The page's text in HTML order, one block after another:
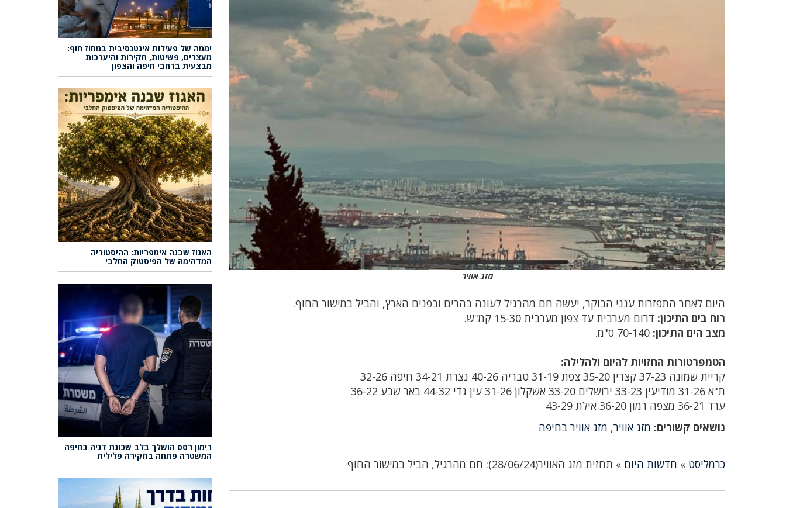
מזג אוויר
היום לאחר התפזרות ענני הבוקר, יעשה חם מהרגיל לעונה בהרים ובפנים הארץ, והביל במישור החוף.‏
רוח בים התיכון: דרום מערבית עד צפון מערבית 15-30 קמ"ש.
מצב הים התיכון: 70-140 ס"מ.
הטמפרטורות החזויות להיום ולהלילה:
קריית שמונה 37-23 קצרין 35-20 צפת 31-19 טבריה 40-26 נצרת 34-21 חיפה 32-26‏
ת"א 31-26 מודיעין 33-23 ירושלים 33-20 אשקלון 31-26 עין גדי 44-32 באר שבע 36-22 ‏
ערד 36-21 מצפה רמון 36-20 אילת 43-29
נושאים קשורים: מזג אוויר, מזג אוויר בחיפה
כרמליסט » חדשות היום » תחזית מזג האוויר(28/06/24): חם מהרגיל, הביל במישור החוף
יממה של פעילות אינטנסיבית במחוז חוף:
מעצרים, פשיטות, חקירות והיערכות
מבצעית ברחבי חיפה והצפון
האגוז שבנה אימפריות: ההיסטוריה
המדהימה של הפיסטוק החלבי
רימון רסס הושלך בלב שכונת דניה בחיפה
המשטרה פתחה בחקירה פלילית